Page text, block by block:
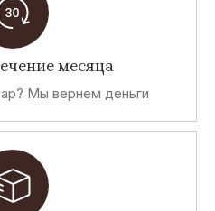
месяца
Мы вернем деньги